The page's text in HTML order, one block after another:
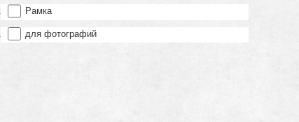
Рамка
для фотографий